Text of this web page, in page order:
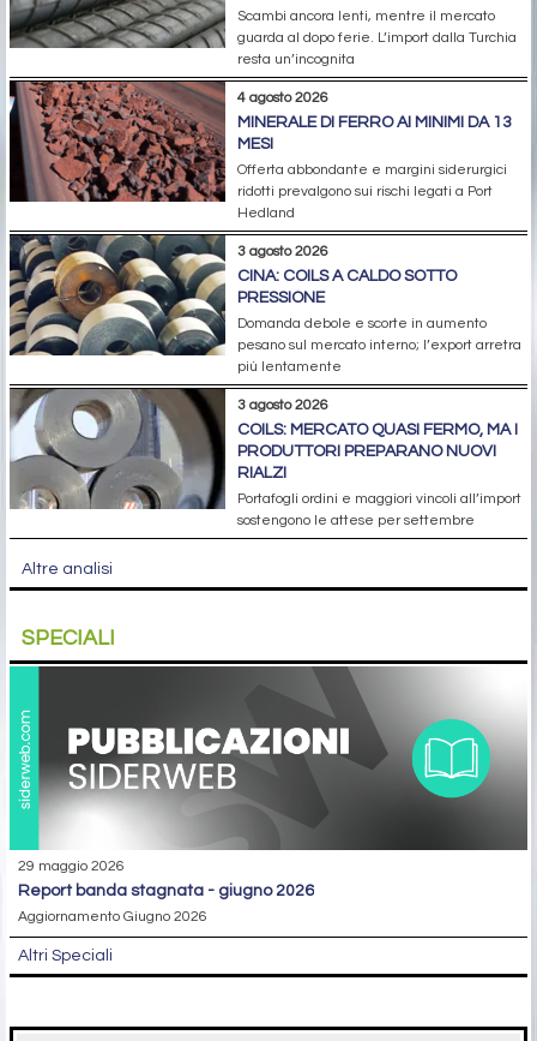
Scambi ancora lenti, mentre il mercato
guarda al dopo ferie. L’import dalla Turchia
resta un’incognita
4 agosto 2026
MINERALE DI FERRO AI MINIMI DA 13
MESI
Offerta abbondante e margini siderurgici
ridotti prevalgono sui rischi legati a Port
Hedland
3 agosto 2026
CINA: COILS A CALDO SOTTO
PRESSIONE
Domanda debole e scorte in aumento
pesano sul mercato interno; l’export arretra
più lentamente
3 agosto 2026
COILS: MERCATO QUASI FERMO, MA I
PRODUTTORI PREPARANO NUOVI
RIALZI
Portafogli ordini e maggiori vincoli all’import
sostengono le attese per settembre
Altre analisi
SPECIALI
29 maggio 2026
report banda stagnata - giugno 2026
Aggiornamento Giugno 2026
Altri Speciali